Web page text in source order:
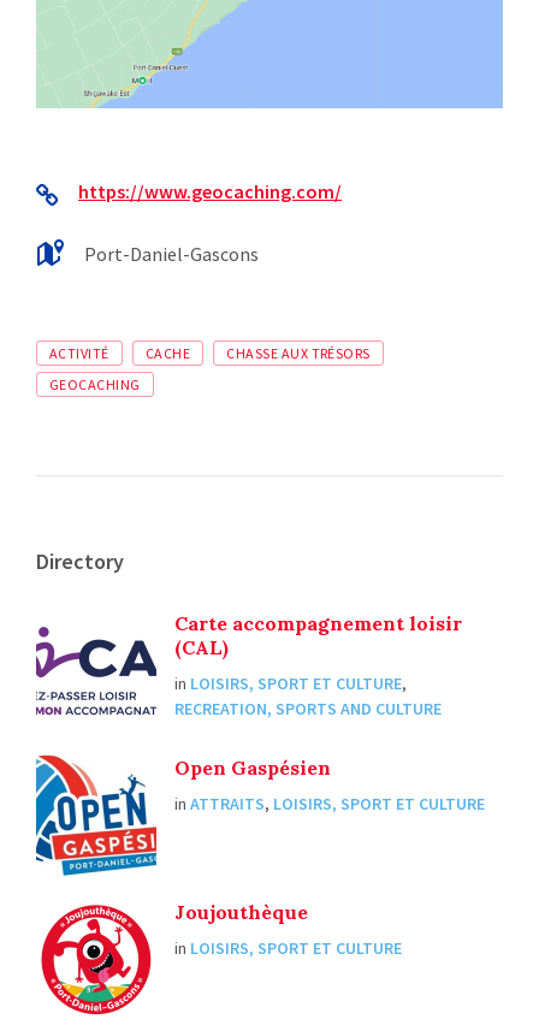
https://www.geocaching.com/
Port-Daniel-Gascons
ACTIVITÉ CACHE
CHASSE AUX TRÉSORS
GEOCACHING
Directory
Carte accompagnement loisir
(CAL)
in LOISIRS, SPORT ET CULTURE,
RECREATION, SPORTS AND CULTURE
Open Gaspésien
in ATTRAITS, LOISIRS, SPORT ET CULTURE
Joujouthèque
in LOISIRS, SPORT ET CULTURE